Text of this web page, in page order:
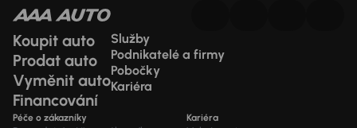
Koupit auto
Prodat auto
Vyměnit auto
Financování
Služby
Podnikatelé a firmy
Pobočky
Kariéra
Péče o zákazníky Kariéra